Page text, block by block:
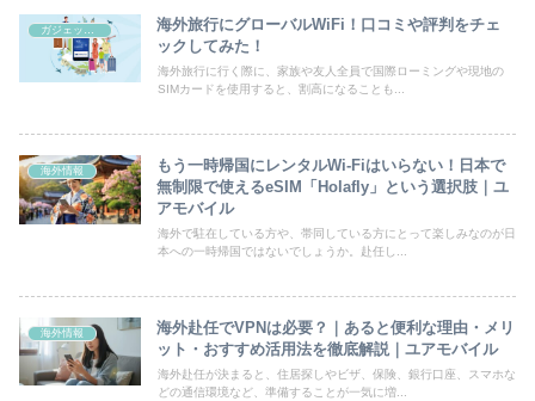
ガジェット系
海外旅行にグローバルWiFi！口コミや評判をチェ
ックしてみた！
海外旅行に行く際に、家族や友人全員で国際ローミングや現地の
SIMカードを使用すると、割高になることも...
海外情報
もう一時帰国にレンタルWi-Fiはいらない！日本で
無制限で使えるeSIM「Holafly」という選択肢｜ユ
アモバイル
海外で駐在している方や、帯同している方にとって楽しみなのが日
本への一時帰国ではないでしょうか。赴任し...
海外情報
海外赴任でVPNは必要？｜あると便利な理由・メリ
ット・おすすめ活用法を徹底解説｜ユアモバイル
海外赴任が決まると、住居探しやビザ、保険、銀行口座、スマホな
どの通信環境など、準備することが一気に増...